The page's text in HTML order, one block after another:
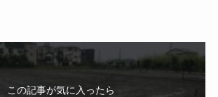
この記事が気に入ったら